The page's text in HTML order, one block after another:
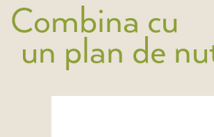
Combina cu
un plan de